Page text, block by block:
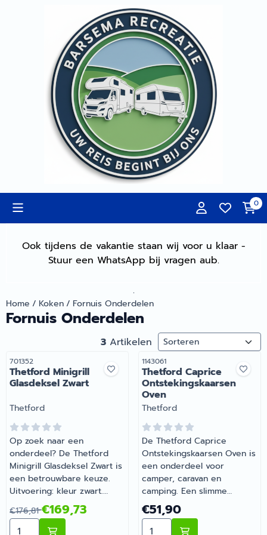
Cookievoorkeuren zijn momenteel gesloten.
0
Ook tijdens de vakantie staan wij voor u klaar -
Stuur een WhatsApp bij vragen aub.
.
Home / Koken/ Fornuis Onderdelen
Fornuis Onderdelen
3 Artikelen Sorteermethode
Artikelnummer
701352
Thetford Minigrill
Glasdeksel Zwart
Merk:
Thetford
Op zoek naar een
onderdeel? De Thetford
Minigrill Glasdeksel Zwart is
een betrouwbare keuze.
Uitvoering: kleur zwart.
Onmisbaar voor wie
comfortabel op pad gaat
met de camper of caravan.
Van 176,81 voor 169,73
€176,81€169,73
Aantal kiezen voor Thetford Minigrill Glasdeksel Zwart
Artikelnummer
1143061
Thetford Caprice
Ontstekingskaarsen
Oven
Merk:
Thetford
De Thetford Caprice
Ontstekingskaarsen Oven is
een onderdeel voor
camper, caravan en
camping. Een slimme
aanvulling op de uitrusting
van je camper of caravan.
Bij Barsema Recreatie,
Prijs: 51,90
€51,90
Aantal kiezen voor